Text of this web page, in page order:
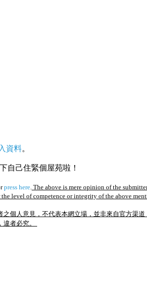
資料。
自己住緊個屋苑啦！
press here. The above is mere opinion of the
level of competence or integrity of the above
之個人意見，不代表本網立場，並非來自官方渠
者必究。